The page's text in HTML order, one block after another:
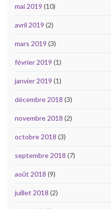
mai 2019 (10)
avril 2019 (2)
mars 2019 (3)
février 2019 (1)
janvier 2019 (1)
décembre 2018 (3)
novembre 2018 (2)
octobre 2018 (3)
septembre 2018 (7)
août 2018 (9)
juillet 2018 (2)